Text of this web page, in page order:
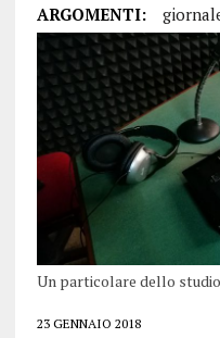
ARGOMENTI:
Un particolare dello
23 GENNAIO 2018